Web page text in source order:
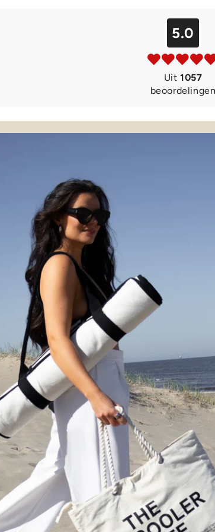
5.0
Uit 1057
beoordelingen